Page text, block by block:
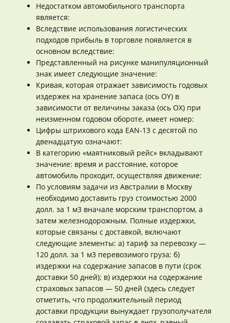
Недостатком автомобильного транспорта
является:
Вследствие использования логистических
подходов прибыль в торговле появляется в
основном вследствие:
Представленный на рисунке манипуляционный
знак имеет следующие значение:
Кривая, которая отражает зависимость годовых
издержек на хранение запаса (ось OY) в
зависимости от величины заказа (ось ОХ) при
неизменном годовом обороте, имеет номер:
Цифры штрихового кода EAN-13 с десятой по
двенадцатую означают:
В категорию «маятниковый рейс» вкладывают
значение: время и расстояние, которое
автомобиль проходит, осуществляя движение:
По условиям задачи из Австралии в Москву
необходимо доставить груз стоимостью 2000
долл. за 1 м3 вначале морским транспортом, а
затем железнодорожным. Полные издержки,
которые связаны с доставкой, включают
следующие элементы: а) тариф за перевозку —
120 долл. за 1 м3 перевозимого груза; б)
издержки на содержание запасов в пути (срок
доставки 50 дней); в) издержки на содержание
страховых запасов — 50 дней (здесь следует
отметить, что продолжительный период
доставки продукции вынуждает грузополучателя